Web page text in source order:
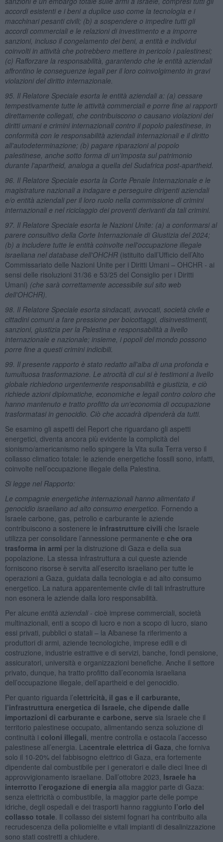
accordi esistenti e i beni a duplice uso come la tecnologia e i
macchinari pesanti civili; (b) a sospendere o impedire tutti gli
accordi commerciali e le relazioni di investimento e a imporre
sanzioni, incluso il congelamento dei beni, a entità e individui
coinvolti in attività che potrebbero mettere in pericolo i palestinesi;
(c) Rafforzare la responsabilità, garantendo che le entità aziendali
affrontino le conseguenze legali per il loro coinvolgimento in gravi
violazioni del diritto internazionale.
95. Il Relatore Speciale esorta le entità aziendali a: (a) cessare
tempestivamente tutte le attività commerciali e porre fine ai rapporti
direttamente collegati, che contribuiscono o causano violazioni dei
diritti umani e crimini internazionali contro il popolo palestinese, in
conformità con le responsabilità aziendali internazionali e il diritto
all'autodeterminazione; (b) pagare riparazioni al popolo
palestinese, anche sotto forma di un'imposta sul patrimonio
durante l'apartheid, analoga a quella del Sudafrica post-apartheid.
96. Il Relatore Speciale esorta la Corte Penale Internazionale e le
magistrature nazionali a indagare e perseguire dirigenti aziendali
e/o entità aziendali per il loro ruolo nella commissione di crimini
internazionali e nel riciclaggio dei proventi derivanti da tali crimini.
97. Il Relatore Speciale esorta le Nazioni Unite: (a) a conformarsi al
parere consultivo della Corte Internazionale di Giustizia del 2024;
(b) a includere tutte le entità coinvolte nell'occupazione illegale
israeliana nel database dell'OHCHR (istituito dall’Ufficio dell’Alto
Commissariato delle Nazioni Unite per i Diritti Umani – OHCHR - ai
sensi delle risoluzioni 31/36 e 53/25 del Consiglio per i Diritti
Umani) (che sarà correttamente accessibile sul sito web
dell'OHCHR).
98. Il Relatore Speciale esorta sindacati, avvocati, società civile e
cittadini comuni a fare pressione per boicottaggi, disinvestimenti,
sanzioni, giustizia per la Palestina e responsabilità a livello
internazionale e nazionale; insieme, i popoli del mondo possono
porre fine a questi crimini indicibili.
99. Il presente rapporto è stato redatto all'alba di una profonda e
tumultuosa trasformazione. Le atrocità di cui si è testimoni a livello
globale richiedono urgentemente responsabilità e giustizia, e ciò
richiede azioni diplomatiche, economiche e legali contro coloro che
hanno mantenuto e tratto profitto da un'economia di occupazione
trasformatasi in genocidio. Ciò che accadrà dipenderà da tutti.
Se esamino gli aspetti del Report che riguardano gli aspetti
energetici, diventa ancora più evidente la complicità del
sionismo/americanismo nello spingere la Vita sulla Terra verso il
collasso climatico totale: le aziende energetiche fossili sono, infatti,
coinvolte nell’occupazione illegale della Palestina.
Si legge nel Rapporto:
Le compagnie energetiche internazionali hanno alimentato il
genocidio israeliano ad alto consumo energetico. Fornendo a
Israele carbone, gas, petrolio e carburante le aziende
contribuiscono a sostenere le infrastrutture civili che Israele
utilizza per consolidare l’annessione permanente e che ora
trasforma in armi per la distruzione di Gaza e della sua
popolazione. La stessa infrastruttura a cui queste aziende
forniscono risorse è servita all’esercito israeliano per tutte le
operazioni a Gaza, guidata dalla tecnologia e ad alto consumo
energetico. La natura apparentemente civile di tali infrastrutture
non esonera le aziende dalla loro responsabilità.
Per alcune entità aziendali- cioè imprese commerciali, società
multinazionali, enti a scopo di lucro e non a scopo di lucro, siano
essi privati, pubblici o statali – la Albanese fa riferimento a
produttori di armi, aziende tecnologiche, imprese edili e di
costruzione, industrie estrattive e di servizi, banche, fondi pensione,
assicuratori, università e organizzazioni benefiche. Anche il settore
privato, dunque, ha tratto profitto dall’economia israeliana
dell’occupazione illegale, dell’apartheid e del genocidio.
Per quanto riguarda l’elettricità, il gas e il carburante,
l’infrastruttura energetica di Israele, che dipende dalle
importazioni di carburante e carbone, serve sia Israele che il
territorio palestinese occupato, alimentando senza soluzione di
continuità i coloni illegali , mentre controlla e ostacola l’accesso
palestinese all’energia. Lacentrale elettrica di Gaza , che forniva
solo il 10-20% del fabbisogno elettrico di Gaza, era fortemente
dipendente dal combustibile per i generatori e dalle dieci linee di
approvvigionamento israeliane. Dall’ottobre 2023, Israele ha
interrotto l’erogazione di energia alla maggior parte di Gaza:
senza elettricità o combustibile, la maggior parte delle pompe
idriche, degli ospedali e dei trasporti hanno raggiunto l’orlo del
collasso totale . Il collasso dei sistemi fognari ha contribuito alla
recrudescenza della poliomielite e vitali impianti di desalinizzazione
sono stati costretti a chiudere.